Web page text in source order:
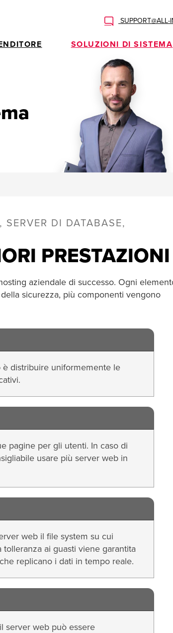
SUPPORT@ALL-
SOLUZIONI DI SISTEMA
DI DATABASE,
PRESTAZIONI
aziendale di successo. Ogni
sicurezza, più componenti vengono
distribuire uniformemente le
pagine per gli utenti. In caso di
usare più server web in
web il file system su cui
ai guasti viene garantita
replicano i dati in tempo reale.
server web può essere